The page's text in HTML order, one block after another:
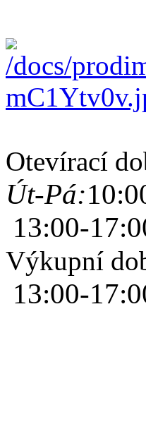
Otevírací
Út-Pá:
13:00-
Výkupní
13:00-